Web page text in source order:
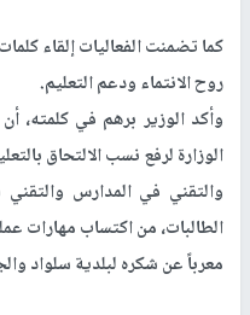
كما تضمنت الفعاليات إلقاء
روح الانتماء ودعم التعليم.
وأكد الوزير برهم في كلمته،
الوزارة لرفع نسب الالتحاق
والتقني في المدارس
الطالبات، من اكتساب مهارات
معرباً عن شكره لبلدية سلواد